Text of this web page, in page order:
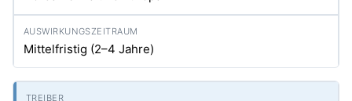
Mittelfristig (2–4 Jahre)